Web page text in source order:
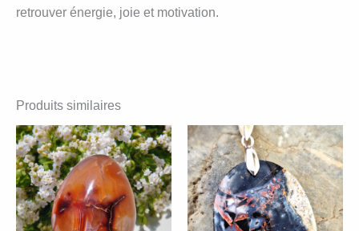
retrouver énergie, joie et motivation.
Produits similaires